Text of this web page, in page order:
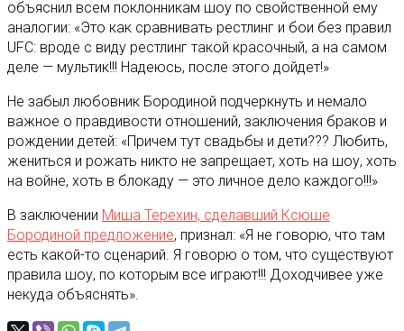
объяснил всем поклонникам шоу по свойственной ему
аналогии: «Это как сравнивать рестлинг и бои без правил
UFC: вроде с виду рестлинг такой красочный, а на самом
деле — мультик!!! Надеюсь, после этого дойдет!»
Не забыл любовник Бородиной подчеркнуть и немало
важное о правдивости отношений, заключения браков и
рождении детей: «Причем тут свадьбы и дети??? Любить,
жениться и рожать никто не запрещает, хоть на шоу, хоть
на войне, хоть в блокаду — это личное дело каждого!!!»
В заключении Миша Терехин, сделавший Ксюше
Бородиной предложение, признал: «Я не говорю, что там
есть какой-то сценарий. Я говорю о том, что существуют
правила шоу, по которым все играют!!! Доходчивее уже
некуда объяснять».